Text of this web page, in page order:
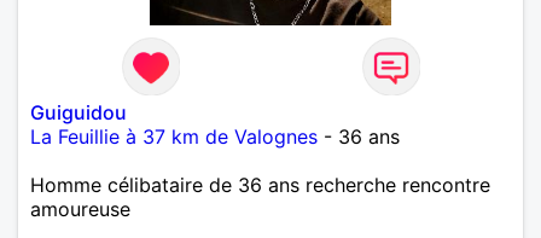
Guiguidou
La Feuillie à 37 km de Valognes - 36 ans
Homme célibataire de 36 ans recherche rencontre
amoureuse